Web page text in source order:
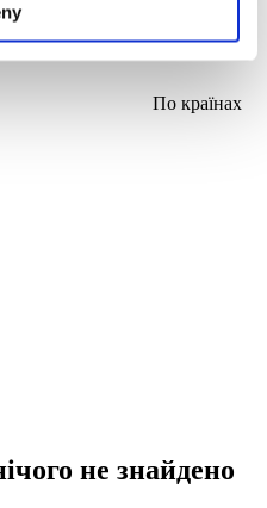
По країнах
не знайдено